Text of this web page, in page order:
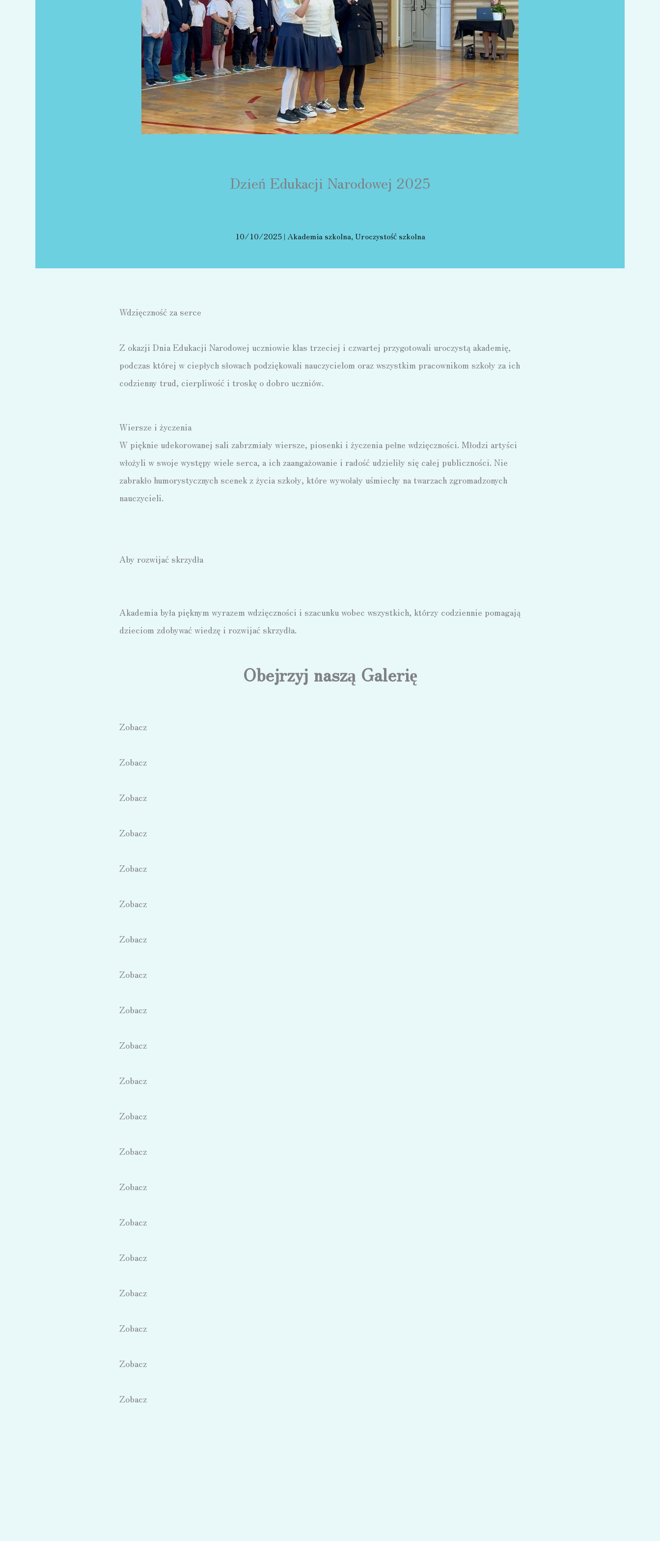
Dzień Edukacji Narodowej 2025
10/10/2025 | Akademia szkolna,Uroczystość szkolna
Wdzięczność za serce
Z okazji Dnia Edukacji Narodowej uczniowie klas trzeciej i czwartej przygotowali uroczystą akademię,
podczas której w ciepłych słowach podziękowali nauczycielom oraz wszystkim pracownikom szkoły za ich
codzienny trud, cierpliwość i troskę o dobro uczniów.
Wiersze i życzenia
W pięknie udekorowanej sali zabrzmiały wiersze, piosenki i życzenia pełne wdzięczności. Młodzi artyści
włożyli w swoje występy wiele serca, a ich zaangażowanie i radość udzieliły się całej publiczności. Nie
zabrakło humorystycznych scenek z życia szkoły, które wywołały uśmiechy na twarzach zgromadzonych
nauczycieli.
Aby rozwijać skrzydła
Akademia była pięknym wyrazem wdzięczności i szacunku wobec wszystkich, którzy codziennie pomagają
dzieciom zdobywać wiedzę i rozwijać skrzydła.
Obejrzyj naszą Galerię
Zobacz
Zobacz
Zobacz
Zobacz
Zobacz
Zobacz
Zobacz
Zobacz
Zobacz
Zobacz
Zobacz
Zobacz
Zobacz
Zobacz
Zobacz
Zobacz
Zobacz
Zobacz
Zobacz
Zobacz